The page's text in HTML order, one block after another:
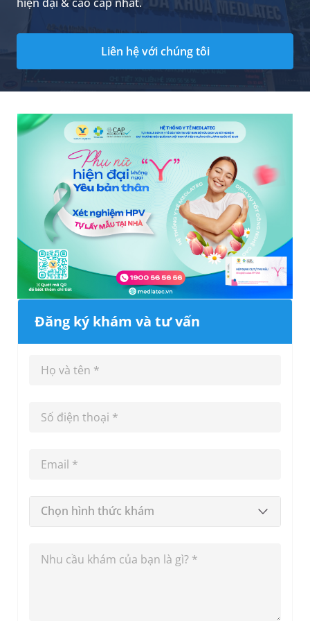
Liên hệ với chúng tôi
Đăng ký khám và tư vấn
Chọn hình thức khám